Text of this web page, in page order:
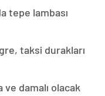
tepe lambası
taksi durakları
damalı olacak